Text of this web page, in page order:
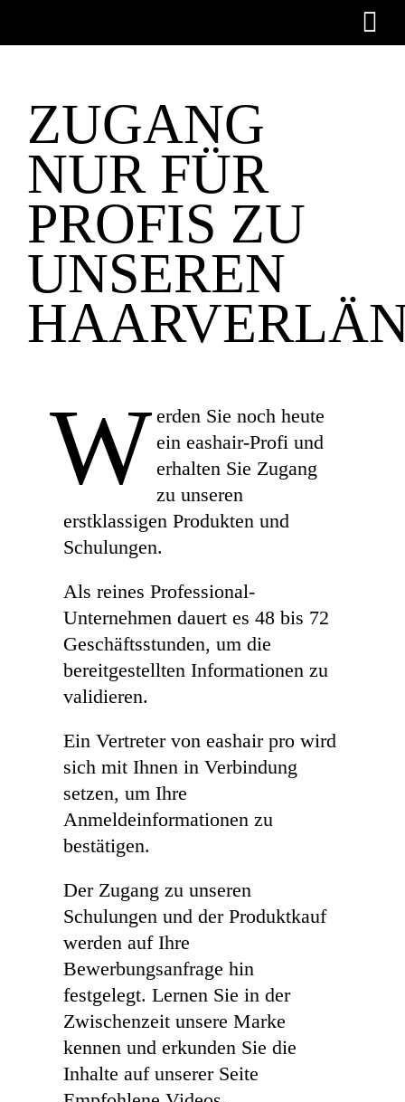
content
ZUGANG
NUR FÜR
PROFIS ZU
UNSEREN
W erden Sie noch heute
ein eashair-Profi und
erhalten Sie Zugang
zu unseren
erstklassigen Produkten und
Schulungen.
Als reines Professional-
Unternehmen dauert es 48 bis 72
Geschäfts­stunden, um die
bereitgestellten Informationen zu
validieren.
Ein Vertreter von eashair pro wird
sich mit Ihnen in Verbindung
setzen, um Ihre
Anmeldeinformationen zu
bestätigen.
Der Zugang zu unseren
Schulungen und der Produktkauf
werden auf Ihre
Bewerbungsanfrage hin
festgelegt. Lernen Sie in der
Zwischenzeit unsere Marke
kennen und erkunden Sie die
Inhalte auf unserer Seite